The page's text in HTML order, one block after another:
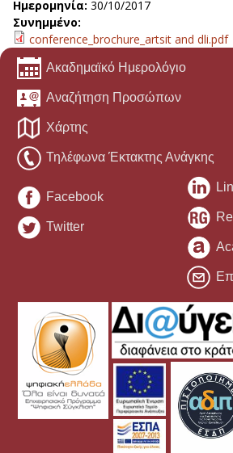
Ημερομηνία: 30/10/2017
Συνημμένο:
conference_brochure_artsit and dli.pdf
Ακαδημαϊκό Ημερολόγιο
Αναζήτηση Προσώπων
Χάρτης
Τηλέφωνα Έκτακτης Ανάγκης
Facebook
Twitter